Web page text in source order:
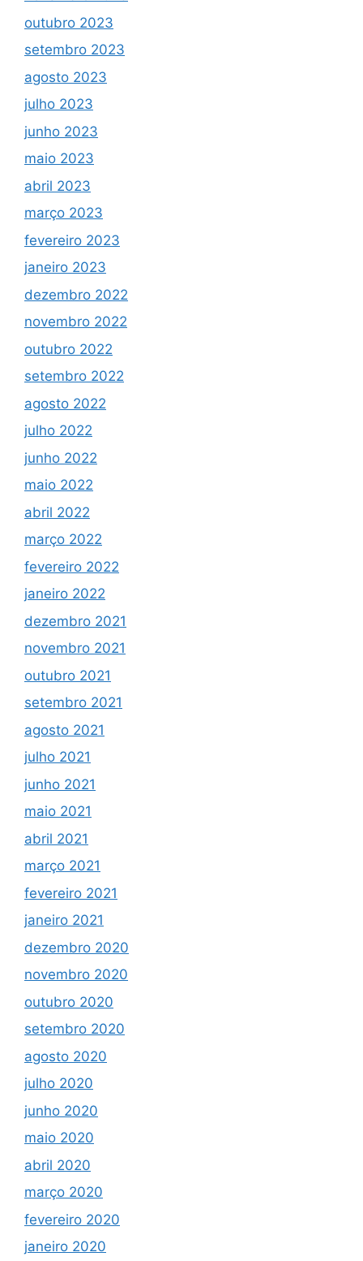
outubro 2023
setembro 2023
agosto 2023
julho 2023
junho 2023
maio 2023
abril 2023
março 2023
fevereiro 2023
janeiro 2023
dezembro 2022
novembro 2022
outubro 2022
setembro 2022
agosto 2022
julho 2022
junho 2022
maio 2022
abril 2022
março 2022
fevereiro 2022
janeiro 2022
dezembro 2021
novembro 2021
outubro 2021
setembro 2021
agosto 2021
julho 2021
junho 2021
maio 2021
abril 2021
março 2021
fevereiro 2021
janeiro 2021
dezembro 2020
novembro 2020
outubro 2020
setembro 2020
agosto 2020
julho 2020
junho 2020
maio 2020
abril 2020
março 2020
fevereiro 2020
janeiro 2020